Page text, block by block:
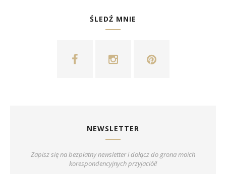
ŚLEDŹ MNIE
NEWSLETTER
Zapisz się na bezpłatny newsletter i dołącz do grona moich
korespondencyjnych przyjaciół!